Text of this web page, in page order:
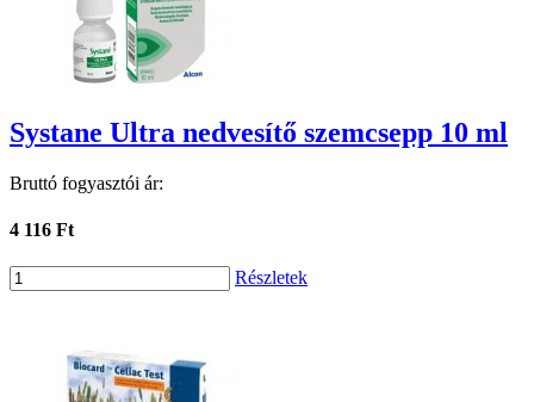
Systane Ultra nedvesítő szemcsepp 10 ml
Bruttó fogyasztói ár:
4 116 Ft
Részletek